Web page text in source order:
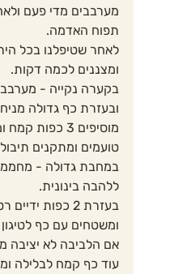
תפוח האדמה.
לאחר שטיפלנו בכל
ומצננים לכמה דקות.
ובעזרת כף גדולה
מוסיפים 3
טועמים ומתקנים
במחבת גדולה -
ללהבה בינונית.
בעזרת 2 כפות
ומשטחים עם כף
אם הלביבה לא יציבה
עוד כף קמח לבלילה